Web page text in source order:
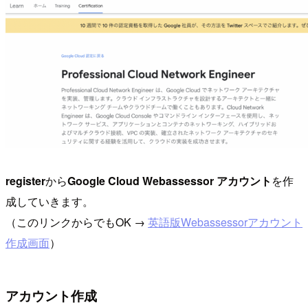
registerからGoogle Cloud Webassessor アカウント を作
成していきます。
（このリンクからでもOK → 英語版Webassessorアカウント
作成画面）
アカウント作成